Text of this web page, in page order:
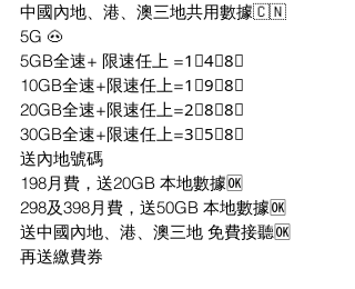
中國內地、港、澳三地共用數據🇨🇳
5G 🐽
5GB全速+ 限速任上 =1⃣4⃣8⃣
10GB全速+限速任上=1⃣9⃣8⃣
20GB全速+限速任上=2⃣8⃣8⃣
30GB全速+限速任上=3⃣5⃣8⃣
送內地號碼
198月費，送20GB 本地數據🆗
298及398月費，送50GB 本地數據🆗
送中國內地、港、澳三地 免費接聽🆗
再送繳費券